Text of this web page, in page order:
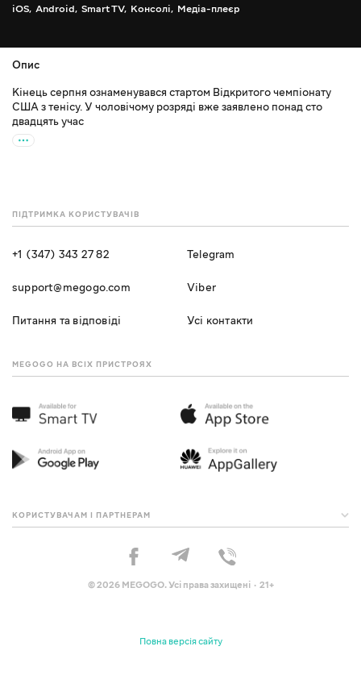
iOS, Android, Smart TV, Консолі, Медіа-плеєр
Опис
Кінець серпня ознаменувався стартом Відкритого чемпіонату
США з тенісу. У чоловічому розряді вже заявлено понад сто
двадцять учас
ПІДТРИМКА КОРИСТУВАЧІВ
+1 (347) 343 27 82
support@megogo.com
Питання та відповіді
Telegram
Viber
Усі контакти
MEGOGO НА ВСІХ ПРИСТРОЯХ
КОРИСТУВАЧАМ І ПАРТНЕРАМ
© 2026 MEGOGO. Усі права захищені · 21+
Повна версія сайту